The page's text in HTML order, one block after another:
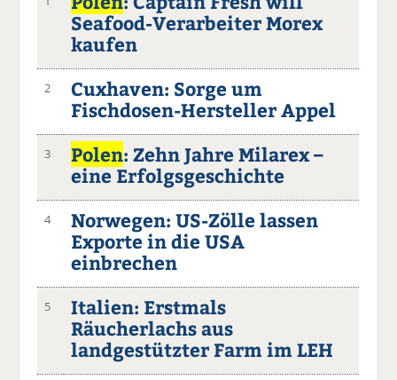
Seafood-Verarbeiter Morex
kaufen
2
Cuxhaven: Sorge um
Fischdosen-Hersteller Appel
3 Polen: Zehn Jahre Milarex –
eine Erfolgsgeschichte
4
Norwegen: US-Zölle lassen
Exporte in die USA
einbrechen
5
Italien: Erstmals
Räucherlachs aus
landgestützter Farm im LEH